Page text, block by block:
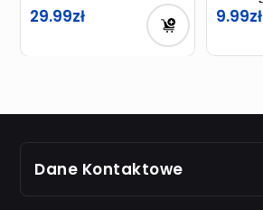
29.99 9.99
Dane Kontaktowe